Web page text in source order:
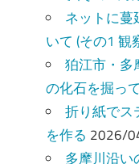
ネットに蔓
いて (その1 観
狛江市・多
の化石を掘っ
折り紙でス
を作る 2026/
多摩川沿い